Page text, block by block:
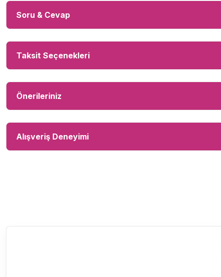
Soru & Cevap
Taksit Seçenekleri
Önerileriniz
Alışveriş Deneyimi